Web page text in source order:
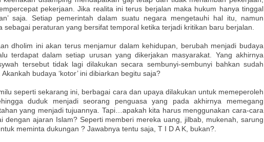
pekerjaan. Jika realita ini terus berjalan maka hukum hanya tinggal
saja. Setiap pemerintah dalam suatu negara mengetauhi hal itu, namun
sebagai peraturan yang bersifat temporal ketika terjadi kritikan baru berjalan.
dholim ini akan terus menjamur dalam kehidupan, berubah menjadi budaya
terdapat dalam setiap urusan yang dikerjakan masyarakat. Yang akhirnya
tersebut tidak lagi dilakukan secara sembunyi-sembunyi bahkan sudah
budaya ‘kotor’ ini dibiarkan begitu saja?
seperti sekarang ini, berbagai cara dan upaya dilakukan untuk memeperoleh
duduk menjadi seorang penguasa yang pada akhirnya memegang
yang menjadi tujuannya. Tapi…apakah kita harus menggunakan cara-cara
dengan ajaran Islam? Seperti memberi mereka uang, jilbab, mukenah, sarung
meminta dukungan ? Jawabnya tentu saja, T I D A K, bukan?.